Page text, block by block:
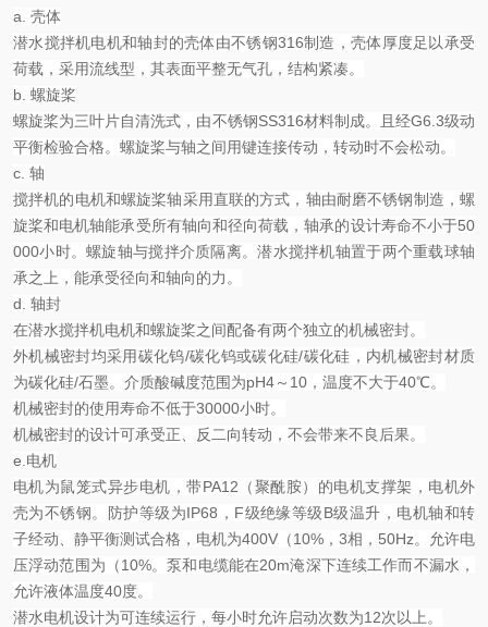
a. 壳体
潜水搅拌机电机和轴封的壳体由不锈钢316制造，壳体厚度足以承受
荷载，采用流线型，其表面平整无气孔，结构紧凑。
b. 螺旋桨
螺旋桨为三叶片自清洗式，由不锈钢SS316材料制成。且经G6.3级动
平衡检验合格。螺旋桨与轴之间用键连接传动，转动时不会松动。
c. 轴
搅拌机的电机和螺旋桨轴采用直联的方式，轴由耐磨不锈钢制造，螺
旋桨和电机轴能承受所有轴向和径向荷载，轴承的设计寿命不小于50
000小时。螺旋轴与搅拌介质隔离。潜水搅拌机轴置于两个重载球轴
承之上，能承受径向和轴向的力。
d. 轴封
在潜水搅拌机电机和螺旋桨之间配备有两个独立的机械密封。
外机械密封均采用碳化钨/碳化钨或碳化硅/碳化硅，内机械密封材质
为碳化硅/石墨。介质酸碱度范围为pH4～ 10 ，温度不大于40℃。
机械密封的使用寿命不低于30000小时。
机械密封的设计可承受正、反二向转动，不会带来不良后果。
e. 电机
电机为鼠笼式异步电机，带PA12 （聚酰胺）的电机支撑架，电机外
壳为不锈钢。防护等级为IP68 ， F级绝缘等级B级温升，电机轴和转
子经动、静平衡测试合格，电机为400V （10% ， 3相， 50Hz。允许电
压浮动范围为（10%。泵和电缆能在20m淹深下连续工作而不漏水，
允许液体温度40度。
潜水电机设计为可连续运行，每小时允许启动次数为12次以上。